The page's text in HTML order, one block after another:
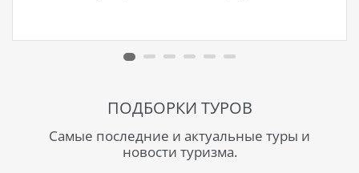
ПОДБОРКИ ТУРОВ
Самые последние и актуальные туры и
новости туризма.